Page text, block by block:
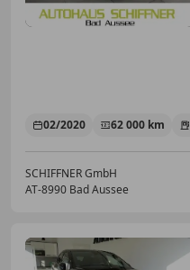
02/2020 62 000 km
SCHIFFNER GmbH
AT-8990 Bad Aussee